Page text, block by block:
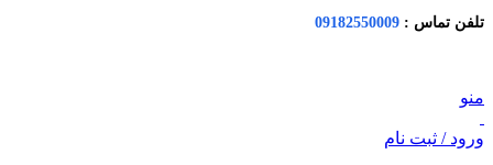
تلفن تماس : 09182550009
منو
ورود / ثبت نام